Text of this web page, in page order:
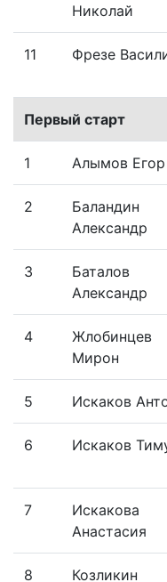
Николай
11 Фрезе
Первый старт
1 Алымов Егор
2
Баландин
Александр
3
Баталов
Александр
4
Жлобинцев
Мирон
5 Искаков
6 Искаков
7
Искакова
Анастасия
8
Козликин